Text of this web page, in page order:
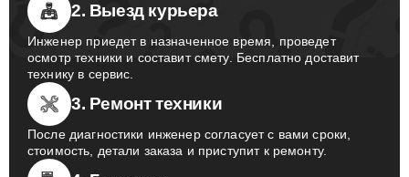
2. Выезд курьера
Инженер приедет в назначенное время, проведет
осмотр техники и составит смету. Бесплатно доставит
технику в сервис.
3. Ремонт техники
После диагностики инженер согласует с вами сроки,
стоимость, детали заказа и приступит к ремонту.